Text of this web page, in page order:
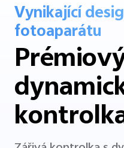
Vynikající
fotoaparátu